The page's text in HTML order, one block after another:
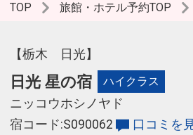
TOP 旅館・ホテル予約TOP
【栃木 日光】
日光 星の宿 ハイクラス
ニッコウホシノヤド
宿コード:S090062
口コミを